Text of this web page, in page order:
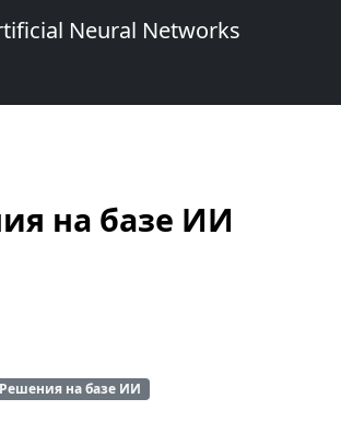
Neural Networks
на базе ИИ
Решения на базе ИИ